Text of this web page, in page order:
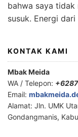
bahwa saya tidak
susuk. Energi
KONTAK KAMI
Mbak Meida
WA / Telepon:
Email:
Alamat: Jln. UMK
Gondangmanis,